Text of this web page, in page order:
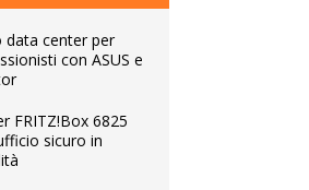
data center per
con ASUS e
FRITZ!Box 6825
sicuro in